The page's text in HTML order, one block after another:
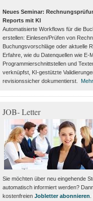
Neues Seminar:
Reports mit KI
Automatisierte Workflows für die
erstellen: Einlesen/Prüfen von
Buchungsvorschläge oder aktuelle
Erfahre, wie du Datenquellen wie E-
Programmierschnittstellen und
verknüpfst, KI-gestützte
revisionssicher dokumentierst.
JOB- Letter
Sie möchten über neu eingehende
automatisch informiert werden?
kostenfreien Jobletter abonnieren